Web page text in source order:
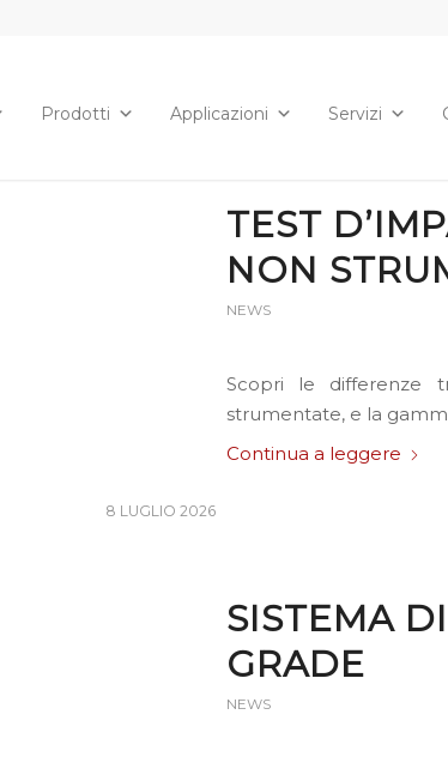
Prodotti Applicazioni Servizi
TEST
NON
NEWS
Scopri le differenze
strumentate, e la
Continua a leggere
8 LUGLIO 2026
SISTEMA
GRADE
NEWS